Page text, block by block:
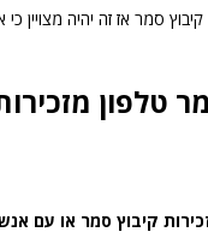
סמר אז זה יהיה מצויין
טלפון
קיבוץ סמר או עם